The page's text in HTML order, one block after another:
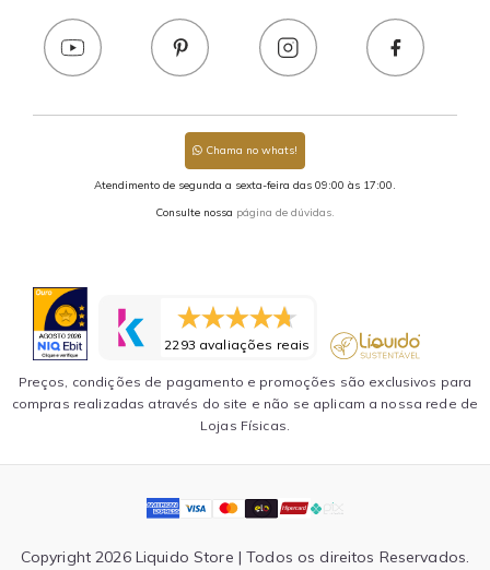
Chama no whats!
Atendimento de segunda a sexta-feira das 09:00 às 17:00.
Consulte nossa página de dúvidas.
2293 avaliações reais
Preços, condições de pagamento e promoções são exclusivos para
compras realizadas através do site e não se aplicam a nossa rede de
Lojas Físicas.
Copyright 2026 Liquido Store | Todos os direitos Reservados.